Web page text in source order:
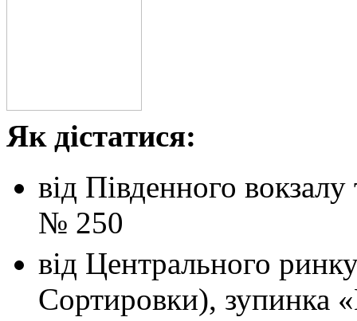
Як дістатися:
від Південного вокзалу
№ 250
від Центрального
Сортировки), зупинка